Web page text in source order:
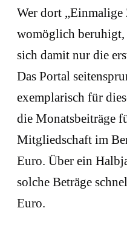
Wer dort
womöglich beruhigt,
sich damit nur die
Das Portal
exemplarisch für
die Monatsbeiträge
Mitgliedschaft im
Euro. Über ein
solche Beträge
Euro.